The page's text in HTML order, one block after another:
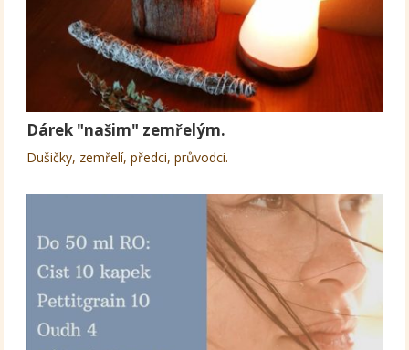
Dárek "našim" zemřelým.
Dušičky, zemřelí, předci, průvodci.